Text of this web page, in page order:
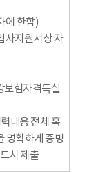
에 한함)
사지원서상 자
보험자격득실
내용 전체 혹
명확하게 증빙
시 제출